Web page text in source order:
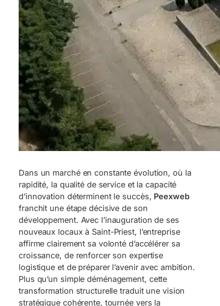
Dans un marché en constante évolution, où la
rapidité, la qualité de service et la capacité
d’innovation déterminent le succès, Peexweb
franchit une étape décisive de son
développement. Avec l’inauguration de ses
nouveaux locaux à Saint-Priest, l’entreprise
affirme clairement sa volonté d’accélérer sa
croissance, de renforcer son expertise
logistique et de préparer l’avenir avec ambition.
Plus qu’un simple déménagement, cette
transformation structurelle traduit une vision
stratégique cohérente, tournée vers la